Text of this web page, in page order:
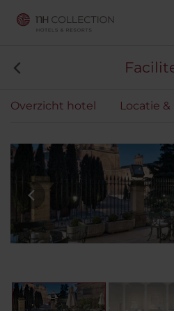
Overzicht hotel Locatie